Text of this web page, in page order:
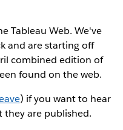
Tableau Web. We've
and are starting off
combined edition of
found on the web.
) if you want to hear
are published.